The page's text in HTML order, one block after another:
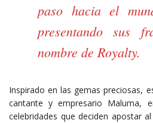
paso hacia el
presentando sus
nombre de Royalty.
Inspirado en las gemas preciosas,
cantante y empresario Maluma,
celebridades que deciden apostar